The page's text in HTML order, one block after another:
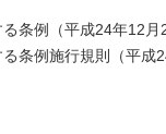
条例（平成24年12月
条例施行規則（平成